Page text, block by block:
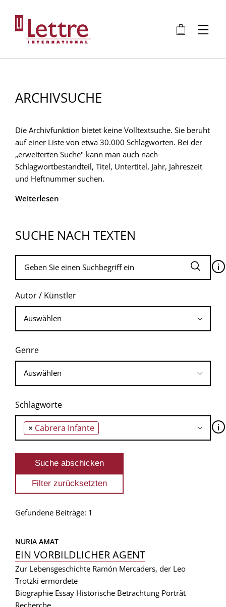
Inhalt
🛍 ⋮
ARCHIVSUCHE
Die Archivfunktion bietet keine Volltextsuche. Sie beruht
auf einer Liste von etwa 30.000 Schlagworten. Bei der
„erweiterten Suche" kann man auch nach
Schlagwortbestandteil, Titel, Untertitel, Jahr, Jahreszeit
und Heftnummer suchen.
Weiterlesen
SUCHE NACH TEXTEN
🛈
Autor / Künstler
Genre
Schlagworte
× Cabrera Infante 🛈
Gefundene Beiträge: 1
NURIA AMAT
EIN VORBILDLICHER AGENT
Zur Lebensgeschichte Ramón Mercaders, der Leo
Trotzki ermordete
Biographie Essay Historische Betrachtung Porträt
Recherche